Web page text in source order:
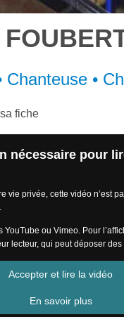
Chanteuse •
fiche
nécessaire pour
vie privée, cette vidéo n’est
YouTube ou Vimeo. Pour
lecteur, qui peut déposer des
Accepter et lire la vidéo
En savoir plus